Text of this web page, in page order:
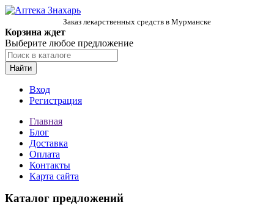
Заказ лекарственных средств в Мурманске
Корзина ждет
Выберите любое предложение
Найти
Вход
Регистрация
Главная
Блог
Доставка
Оплата
Контакты
Карта сайта
Каталог предложений